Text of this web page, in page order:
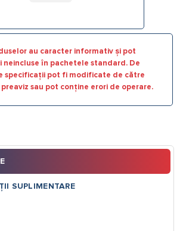
au caracter informativ și pot
neincluse în pachetele standard. De
specificații pot fi modificate de către
sau pot conține erori de operare.
SUPLIMENTARE